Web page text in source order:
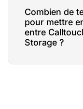
Combien de
pour mettre
entre
Storage ?